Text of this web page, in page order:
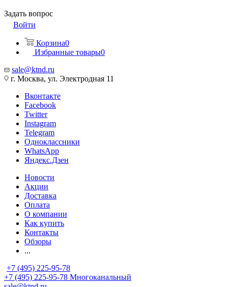
Задать вопрос
Войти
Корзина0
Избранные товары0
sale@ktnd.ru
г. Москва, ул. Электродная 11
Вконтакте
Facebook
Twitter
Instagram
Telegram
Одноклассники
WhatsApp
Яндекс.Дзен
Новости
Акции
Доставка
Оплата
О компании
Как купить
Контакты
Обзоры
...
+7 (495) 225-95-78
+7 (495) 225-95-78 Многоканальный